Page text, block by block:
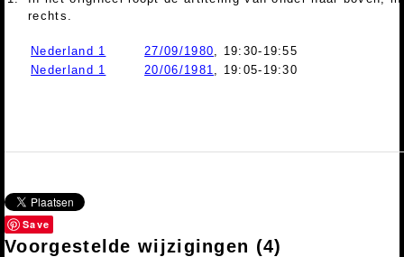
rechts.
Nederland 1 27/09/1980 , 19:30-19:55
Nederland 1
20/06/1981 , 19:05-19:30
Save
Voorgestelde wijzigingen (4)